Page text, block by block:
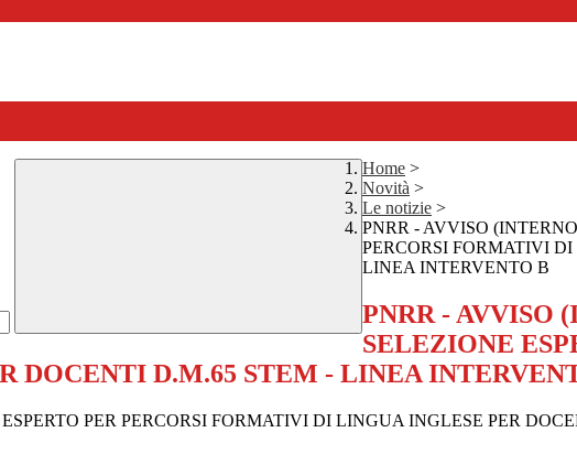
Home >
Novità >
Le notizie >
PNRR - AVVISO
PERCORSI FORMATIVI
LINEA INTERVENTO B
PNRR - AVVISO
SELEZIONE
DOCENTI D.M.65 STEM - LINEA
PER PERCORSI FORMATIVI DI LINGUA INGLESE PER